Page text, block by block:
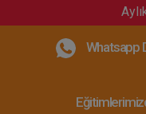
Whatsapp